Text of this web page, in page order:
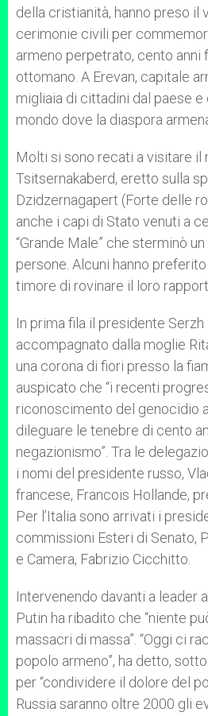
della cristianità, hanno preso il
cerimonie civili per
armeno perpetrato, cento anni
ottomano. A Erevan, capitale
migliaia di cittadini dal paese e
mondo dove la diaspora
Molti si sono recati a visitare il
Tsitsernakaberd, eretto sulla
Dzidzernagapert (Forte delle
anche i capi di Stato venuti a
“Grande Male” che sterminò
persone. Alcuni hanno
timore di rovinare il loro
In prima fila il presidente Serzh
accompagnato dalla moglie
una corona di fiori presso la
auspicato che “i recenti
riconoscimento del genocidio
dileguare le tenebre di cento
negazionismo”. Tra le
i nomi del presidente russo,
francese, Francois Hollande,
Per l’Italia sono arrivati i
commissioni Esteri di Senato,
e Camera, Fabrizio Cicchitto.
Intervenendo davanti a leader
Putin ha ribadito che “niente
massacri di massa”. “Oggi ci
popolo armeno”, ha detto,
per “condividere il dolore del
Russia saranno oltre 2000 gli